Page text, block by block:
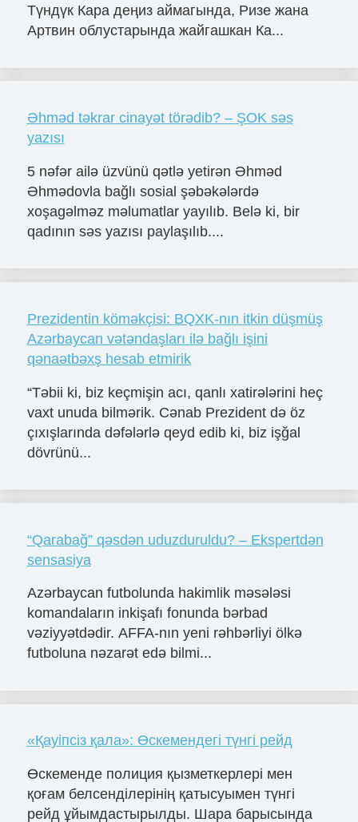
Түндүк Кара деңиз аймагында, Ризе жана
Артвин облустарында жайгашкан Ка...
Əhməd təkrar cinayət törədib? – ŞOK səs
yazısı
5 nəfər ailə üzvünü qətlə yetirən Əhməd
Əhmədovla bağlı sosial şəbəkələrdə
xoşagəlməz məlumatlar yayılıb. Belə ki, bir
qadının səs yazısı paylaşılıb....
Prezidentin köməkçisi: BQXK-nın itkin düşmüş
Azərbaycan vətəndaşları ilə bağlı işini
qənaətbəxş hesab etmirik
“Təbii ki, biz keçmişin acı, qanlı xatirələrini heç
vaxt unuda bilmərik. Cənab Prezident də öz
çıxışlarında dəfələrlə qeyd edib ki, biz işğal
dövrünü...
“Qarabağ” qəsdən uduzduruldu? – Ekspertdən
sensasiya
Azərbaycan futbolunda hakimlik məsələsi
komandaların inkişafı fonunda bərbad
vəziyyətdədir. AFFA-nın yeni rəhbərliyi ölkə
futboluna nəzarət edə bilmi...
«Қауіпсіз қала»: Өскемендегі түнгі рейд
Өскеменде полиция қызметкерлері мен
қоғам белсенділерінің қатысуымен түнгі
рейд ұйымдастырылды. Шара барысында